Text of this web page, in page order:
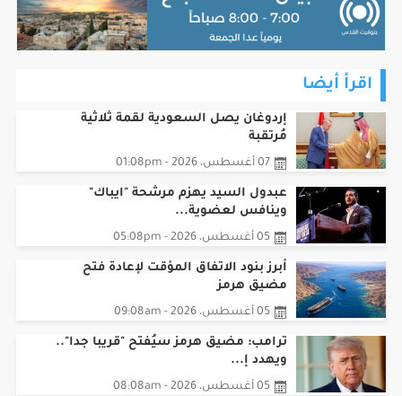
اقرأ أيضا
إردوغان يصل السعودية لقمة ثلاثية
مُرتقبة
07 أغسطس، 2026 - 01:08pm
عبدول السيد يهزم مرشحة "ايباك"
وينافس لعضوية...
05 أغسطس، 2026 - 05:08pm
أبرز بنود الاتفاق المؤقت لإعادة فتح
مضيق هرمز
05 أغسطس، 2026 - 09:08am
ترامب: مضيق هرمز سيُفتح "قريبا جدا"..
ويهدد إ...
05 أغسطس، 2026 - 08:08am